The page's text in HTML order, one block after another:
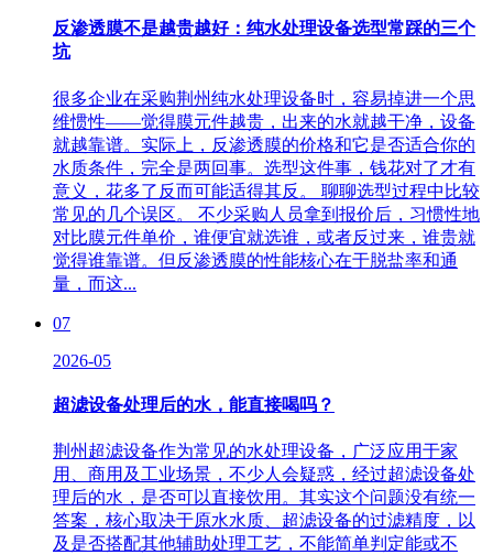
反渗透膜不是越贵越好：纯水处理设备选型常踩的三个
坑
很多企业在采购荆州纯水处理设备时，容易掉进一个思
维惯性——觉得膜元件越贵，出来的水就越干净，设备
就越靠谱。实际上，反渗透膜的价格和它是否适合你的
水质条件，完全是两回事。选型这件事，钱花对了才有
意义，花多了反而可能适得其反。 聊聊选型过程中比较
常见的几个误区。 不少采购人员拿到报价后，习惯性地
对比膜元件单价，谁便宜就选谁，或者反过来，谁贵就
觉得谁靠谱。但反渗透膜的性能核心在于脱盐率和通
量，而这...
07
2026-05
超滤设备处理后的水，能直接喝吗？
荆州超滤设备作为常见的水处理设备，广泛应用于家
用、商用及工业场景，不少人会疑惑，经过超滤设备处
理后的水，是否可以直接饮用。其实这个问题没有统一
答案，核心取决于原水水质、超滤设备的过滤精度，以
及是否搭配其他辅助处理工艺，不能简单判定能或不